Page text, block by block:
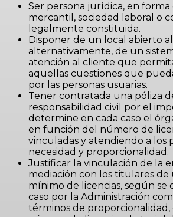
Ser persona jurídica, en forma
mercantil, sociedad laboral o
legalmente constituida.
Disponer de un local abierto
alternativamente, de un
atención al cliente que
aquellas cuestiones que
por las personas usuarias.
Tener contratada una póliza
responsabilidad civil por el
determine en cada caso el
en función del número de
vinculadas y atendiendo a los
necesidad y proporcionalidad.
Justificar la vinculación de la
mediación con los titulares
mínimo de licencias, según se
caso por la Administración
términos de proporcionalidad,